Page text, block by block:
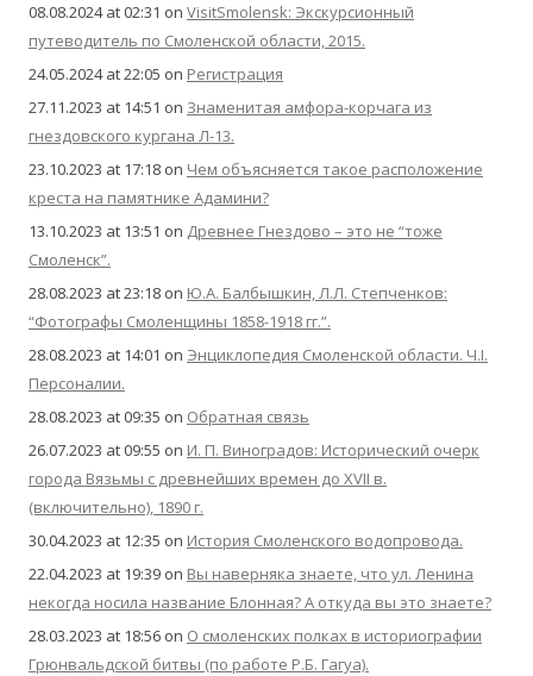
08.08.2024 at 02:31 on VisitSmolensk: Экскурсионный
путеводитель по Смоленской области, 2015.
24.05.2024 at 22:05 on Регистрация
27.11.2023 at 14:51 on Знаменитая амфора-корчага из
гнездовского кургана Л-13.
23.10.2023 at 17:18 on Чем объясняется такое расположение
креста на памятнике Адамини?
13.10.2023 at 13:51 on Древнее Гнездово – это не “тоже
Смоленск”.
28.08.2023 at 23:18 on Ю.А. Балбышкин, Л.Л. Степченков:
“Фотографы Смоленщины 1858-1918 гг.”.
28.08.2023 at 14:01 on Энциклопедия Смоленской области. Ч.I.
Персоналии.
28.08.2023 at 09:35 on Обратная связь
26.07.2023 at 09:55 on И. П. Виноградов: Исторический очерк
города Вязьмы с древнейших времен до XVII в.
(включительно), 1890 г.
30.04.2023 at 12:35 on История Смоленского водопровода.
22.04.2023 at 19:39 on Вы наверняка знаете, что ул. Ленина
некогда носила название Блонная? А откуда вы это знаете?
28.03.2023 at 18:56 on О смоленских полках в историографии
Грюнвальдской битвы (по работе Р.Б. Гагуа).